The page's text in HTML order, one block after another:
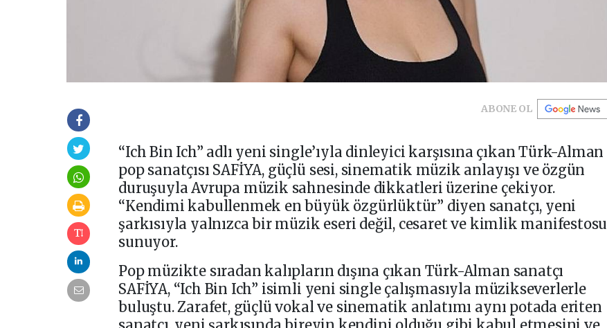
ABONE OL
“Ich Bin Ich” adlı yeni single’ıyla dinleyici karşısına çıkan Türk-Alman
pop sanatçısı SAFİYA, güçlü sesi, sinematik müzik anlayışı ve özgün
duruşuyla Avrupa müzik sahnesinde dikkatleri üzerine çekiyor.
“Kendimi kabullenmek en büyük özgürlüktür” diyen sanatçı, yeni
şarkısıyla yalnızca bir müzik eseri değil, cesaret ve kimlik manifestosu
sunuyor.
Pop müzikte sıradan kalıpların dışına çıkan Türk-Alman sanatçı
SAFİYA, “Ich Bin Ich” isimli yeni single çalışmasıyla müzikseverlerle
buluştu. Zarafet, güçlü vokal ve sinematik anlatımı aynı potada eriten